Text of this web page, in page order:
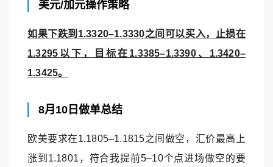
美元/加元操作策略
如果下跌到1.3320–1.3330之间可以买入，止损在
1.3295以下，目标在1.3385–1.3390、1.3420–
1.3425。
8月10日做单总结
欧美要求在1.1805–1.1815之间做空，汇价最高上
涨到1.1801，符合我提前5–10个点进场做空的要